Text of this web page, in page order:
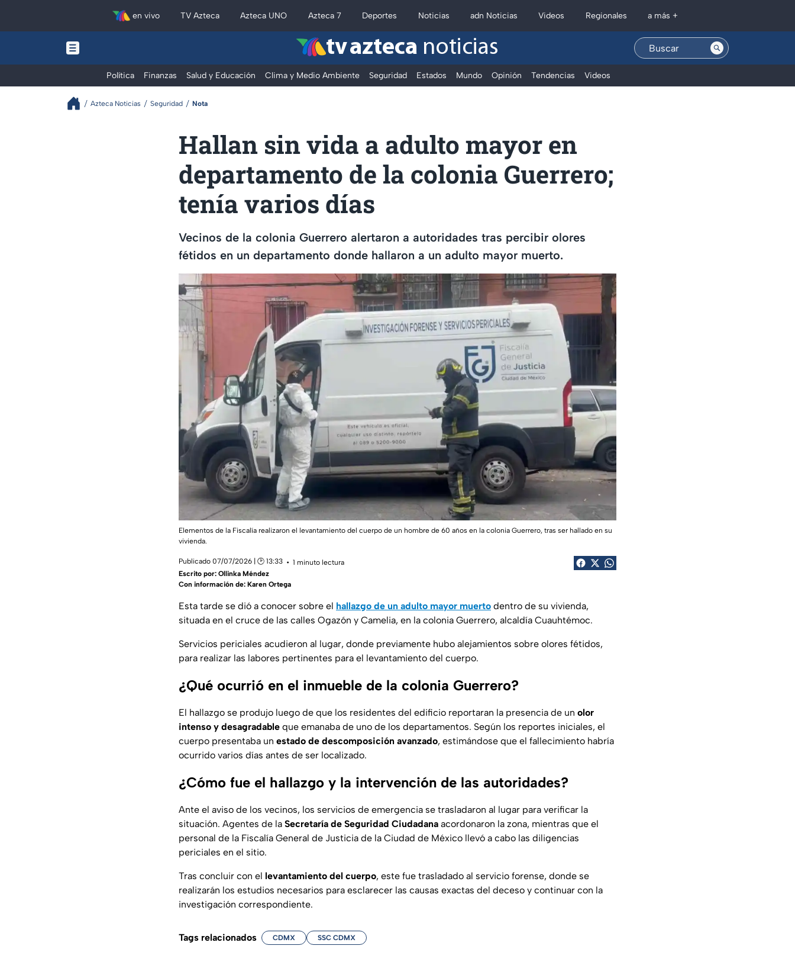
en vivo TV Azteca Azteca UNO Azteca 7 Deportes Noticias adn Noticias Videos Regionales a más +
tv azteca noticias
Política Finanzas Salud y Educación Clima y Medio Ambiente Seguridad Estados Mundo Opinión Tendencias Videos
Azteca Noticias Seguridad Nota
Hallan sin vida a adulto mayor en
departamento de la colonia Guerrero;
tenía varios días
Vecinos de la colonia Guerrero alertaron a autoridades tras percibir olores
fétidos en un departamento donde hallaron a un adulto mayor muerto.
Elementos de la Fiscalía realizaron el levantamiento del cuerpo de un hombre de 60 años en la colonia Guerrero, tras ser hallado en su
vivienda.
Publicado 07/07/2026 | 🕑 13:33
1 minuto lectura
Escrito por: Ollinka Méndez
Con información de: Karen Ortega
Esta tarde se dió a conocer sobre el hallazgo de un adulto mayor muerto dentro de su vivienda,
situada en el cruce de las calles Ogazón y Camelia, en la colonia Guerrero, alcaldía Cuauhtémoc.
Servicios periciales acudieron al lugar, donde previamente hubo alejamientos sobre olores fétidos,
para realizar las labores pertinentes para el levantamiento del cuerpo.
¿Qué ocurrió en el inmueble de la colonia Guerrero?
El hallazgo se produjo luego de que los residentes del edificio reportaran la presencia de un olor
intenso y desagradable que emanaba de uno de los departamentos. Según los reportes iniciales, el
cuerpo presentaba un estado de descomposición avanzado, estimándose que el fallecimiento habría
ocurrido varios días antes de ser localizado.
¿Cómo fue el hallazgo y la intervención de las autoridades?
Ante el aviso de los vecinos, los servicios de emergencia se trasladaron al lugar para verificar la
situación. Agentes de la Secretaría de Seguridad Ciudadana acordonaron la zona, mientras que el
personal de la Fiscalía General de Justicia de la Ciudad de México llevó a cabo las diligencias
periciales en el sitio.
Tras concluir con el levantamiento del cuerpo, este fue trasladado al servicio forense, donde se
realizarán los estudios necesarios para esclarecer las causas exactas del deceso y continuar con la
investigación correspondiente.
Tags relacionados CDMX SSC CDMX